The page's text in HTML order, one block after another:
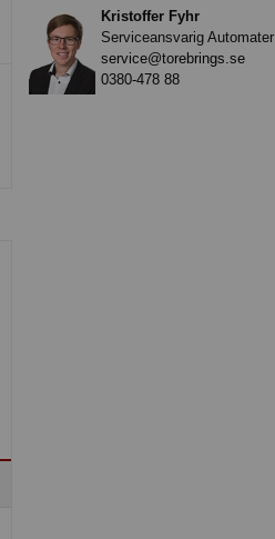
Kristoffer Fyhr
Serviceansvarig Automater
service@torebrings.se
0380-478 88